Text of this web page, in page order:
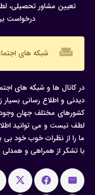
تعیین مشاور تحصیلی،
درخواست
weekend شبکه های
در کانال ها و شبکه های
دیدنی و اطلاع رسانی بسیار
کشورهای مختلف جهان وجود
لطف نیست و می توانید
ما را از نظرات خوب خود بی
با تشکر از همراهی و همدلی